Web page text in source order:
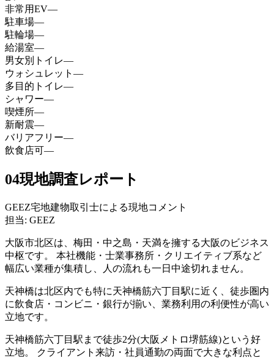
非常用EV—
駐車場—
駐輪場—
給湯室—
男女別トイレ—
ウォシュレット —
多目的トイレ—
シャワー—
喫煙所—
新耐震—
バリアフリー—
飲食店可—
04現地調査レポート
GEEZ宅地建物取引士による現地コメント
担当: GEEZ
大阪市北区は、梅田・中之島・天満を擁する大阪のビジネス
中枢です。 本社機能・士業事務所・クリエイティブ系など
幅広い業種が集積し、人の流れも一日中途切れません。
天神橋は北区内でも特に天神橋筋六丁目駅に近く、徒歩圏内
に飲食店・コンビニ・銀行が揃い、業務利用の利便性が高い
立地です。
天神橋筋六丁目駅まで徒歩2分(大阪メトロ堺筋線)という好
立地。 クライアント来訪・社員通勤の両面で大きな利点と